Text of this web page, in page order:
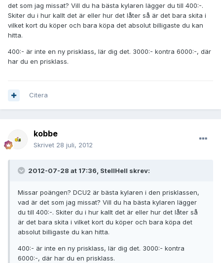
det som jag missat? Vill du ha bästa kylaren lägger du till 400:-.
Skiter du i hur kallt det är eller hur det låter så är det bara skita i
vilket kort du köper och bara köpa det absolut billigaste du kan
hitta.
400:- är inte en ny prisklass, lär dig det. 3000:- kontra 6000:-, där
har du en prisklass.
Citera
kobbe
Skrivet 28 juli, 2012
2012-07-28 at 17:36, StellHell skrev:
Missar poängen? DCU2 är bästa kylaren i den prisklassen,
vad är det som jag missat? Vill du ha bästa kylaren lägger
du till 400:-. Skiter du i hur kallt det är eller hur det låter så
är det bara skita i vilket kort du köper och bara köpa det
absolut billigaste du kan hitta.
400:- är inte en ny prisklass, lär dig det. 3000:- kontra
6000:-, där har du en prisklass.